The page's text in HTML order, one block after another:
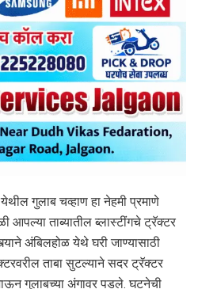
गुलाब चव्हाण हा नेहमी प्रमाणे
ताब्यातील ब्लास्टींगचे ट्रॅक्टर
अंबिलहोळ येथे घरी जाण्यासाठी
ताबा सुटल्याने सदर ट्रॅक्टर
गुलाबच्या अंगावर पडले. घटनेची